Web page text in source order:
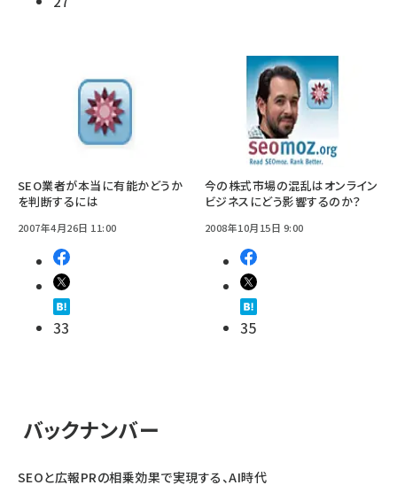
SEO業者が本当に有能かどうか
を判断するには
2007年4月26日 11:00
33
今の株式市場の混乱はオンライン
ビジネスにどう影響するのか？
2008年10月15日 9:00
35
バックナンバー
SEOと広報PRの相乗効果で実現する、AI時代